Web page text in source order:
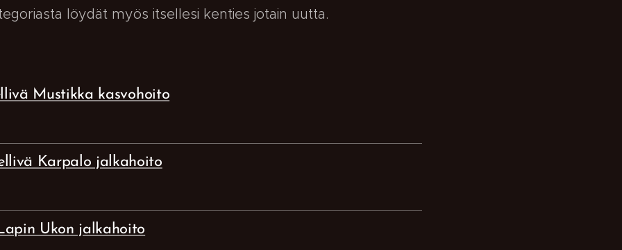
löydät myös itsellesi kenties jotain uutta.
Mustikka kasvohoito
Karpalo jalkahoito
Ukon jalkahoito